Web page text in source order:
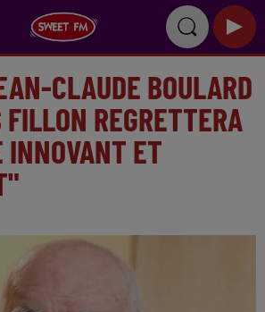
CLAUDE BOULARD
REGRETTERA
INNOVANT ET